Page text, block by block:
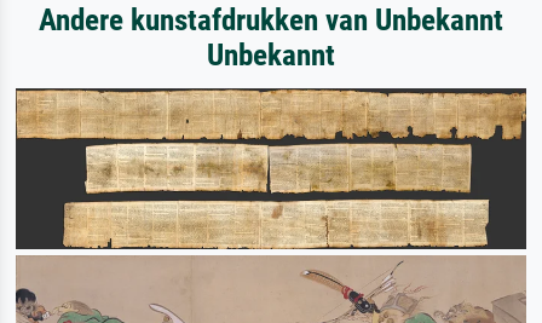
Andere kunstafdrukken van Unbekannt
Unbekannt